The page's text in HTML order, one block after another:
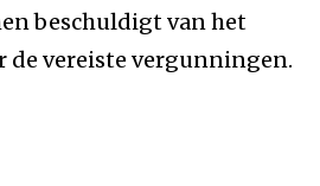
beschuldigt van het
vereiste vergunningen.